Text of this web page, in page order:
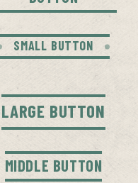
SMALL BUTTON
LARGE BUTTON
MIDDLE BUTTON